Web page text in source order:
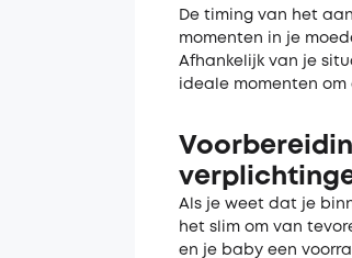
De timing van het
momenten in je
Afhankelijk van je
ideale momenten
Als je weet dat je
het slim om van
en je baby een